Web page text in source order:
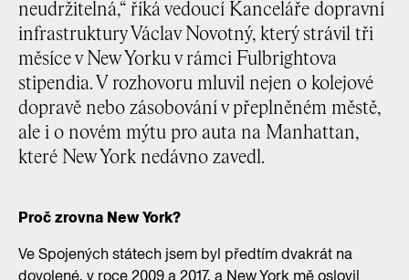
neudržitelná,“ říká vedoucí Kanceláře dopravní
infrastruktury Václav Novotný, který strávil tři
měsíce v New Yorku v rámci Fulbrightova
stipendia. V rozhovoru mluvil nejen o kolejové
dopravě nebo zásobování v přeplněném městě,
ale i o novém mýtu pro auta na Manhattan,
které New York nedávno zavedl.
Proč zrovna New York?
Ve Spojených státech jsem byl předtím dvakrát na